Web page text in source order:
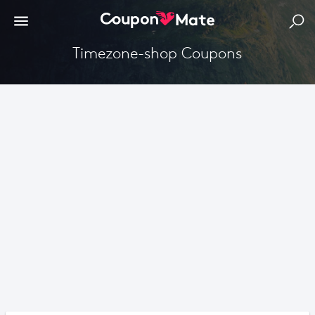
Timezone-shop Coupons